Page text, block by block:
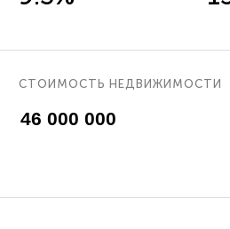
СТОИМОСТЬ НЕДВИЖИМОСТИ